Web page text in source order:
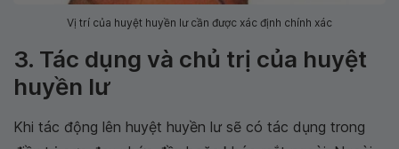
Vị trí của huyệt huyền lư cần được xác định chính xác
3. Tác dụng và chủ trị của huyệt
huyền lư
Khi tác động lên huyệt huyền lư sẽ có tác dụng trong